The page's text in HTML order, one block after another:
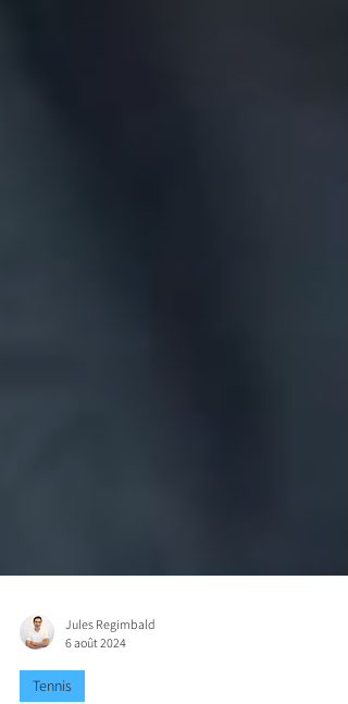
Jules Regimbald
6 août 2024